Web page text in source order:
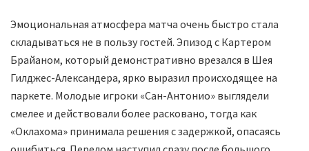
Эмоциональная атмосфера матча очень быстро стала
складываться не в пользу гостей. Эпизод с Картером
Брайаном, который демонстративно врезался в Шея
Гилджес-Александера, ярко выразил происходящее на
паркете. Молодые игроки «Сан-Антонио» выглядели
смелее и действовали более расковано, тогда как
«Оклахома» принимала решения с задержкой, опасаясь